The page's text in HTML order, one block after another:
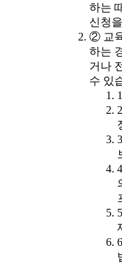
하는
신청
② 교
하는
거나
수 있